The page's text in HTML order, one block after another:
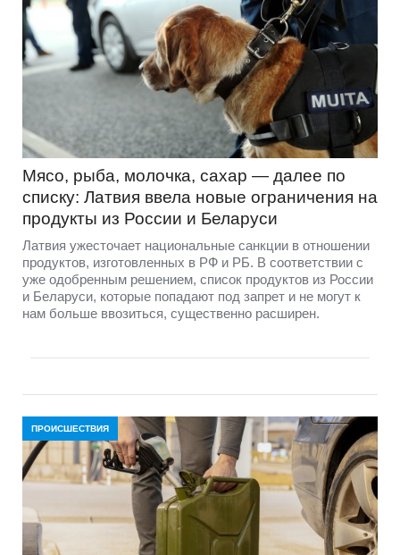
Мясо, рыба, молочка, сахар — далее по
списку: Латвия ввела новые ограничения на
продукты из России и Беларуси
Латвия ужесточает национальные санкции в отношении
продуктов, изготовленных в РФ и РБ. В соответствии с
уже одобренным решением, список продуктов из России
и Беларуси, которые попадают под запрет и не могут к
нам больше ввозиться, существенно расширен.
ПРОИСШЕСТВИЯ